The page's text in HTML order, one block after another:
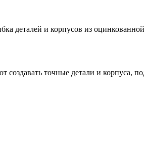
деталей и корпусов из
создавать точные детали и корпуса,